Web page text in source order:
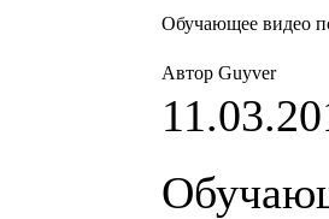
Обучающее видео
Автор Guyver